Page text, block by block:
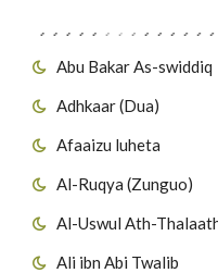
Abu Bakar As-swiddiq
Adhkaar (Dua)
Afaaizu luheta
Al-Ruqya (Zunguo)
Al-Uswul Ath-
Ali ibn Abi Twalib